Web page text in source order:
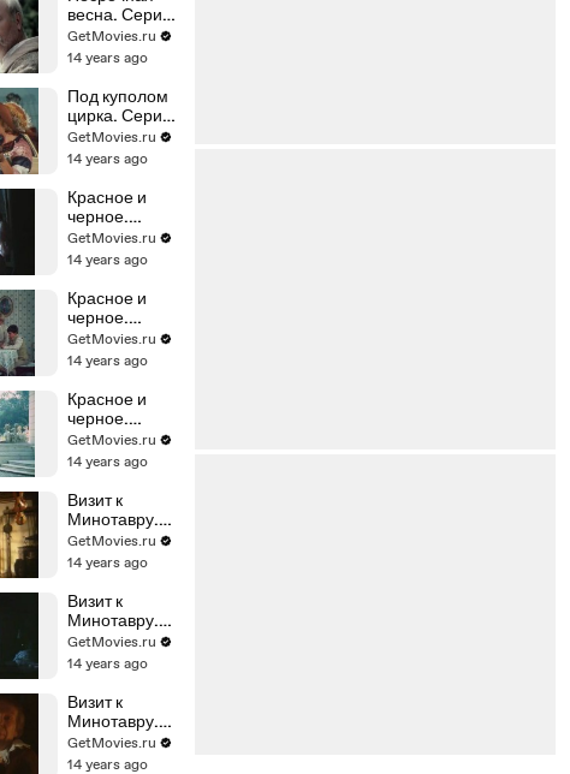
весна. Серия
2
GetMovies.ru
14 years ago
Под куполом
цирка. Серия
1
GetMovies.ru
14 years ago
Красное и
черное.
Серия 5
GetMovies.ru
14 years ago
Красное и
черное.
Серия 1
GetMovies.ru
14 years ago
Красное и
черное.
Серия 4
GetMovies.ru
14 years ago
Визит к
Минотавру.
Серия 4
GetMovies.ru
14 years ago
Визит к
Минотавру.
Серия 3
GetMovies.ru
14 years ago
Визит к
Минотавру.
Серия 1
GetMovies.ru
14 years ago